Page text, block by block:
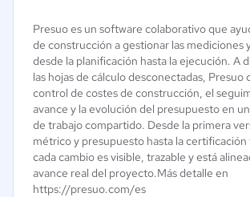
Presuo es un software colaborativo que
de construcción a gestionar las mediciones
desde la planificación hasta la ejecución. A
las hojas de cálculo desconectadas, Presuo
control de costes de construcción, el
avance y la evolución del presupuesto en
de trabajo compartido. Desde la primera
métrico y presupuesto hasta la certificación
cada cambio es visible, trazable y está
avance real del proyecto.Más detalle en
https://presuo.com/es